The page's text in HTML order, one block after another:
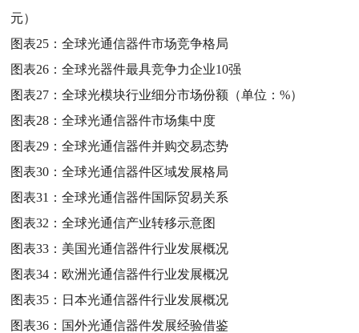
元）
图表25：全球光通信器件市场竞争格局
图表26：全球光器件最具竞争力企业10强
图表27：全球光模块行业细分市场份额（单位：%）
图表28：全球光通信器件市场集中度
图表29：全球光通信器件并购交易态势
图表30：全球光通信器件区域发展格局
图表31：全球光通信器件国际贸易关系
图表32：全球光通信产业转移示意图
图表33： 美国光通信器件行业发展概况
图表34： 欧洲光通信器件行业发展概况
图表35： 日本光通信器件行业发展概况
图表36： 国外光通信器件发展经验借鉴